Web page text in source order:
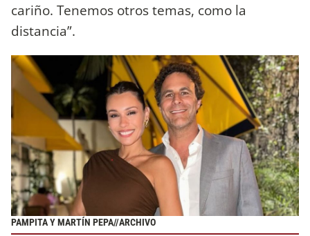
cariño. Tenemos otros temas, como la
distancia”.
PAMPITA Y MARTÍN PEPA//ARCHIVO